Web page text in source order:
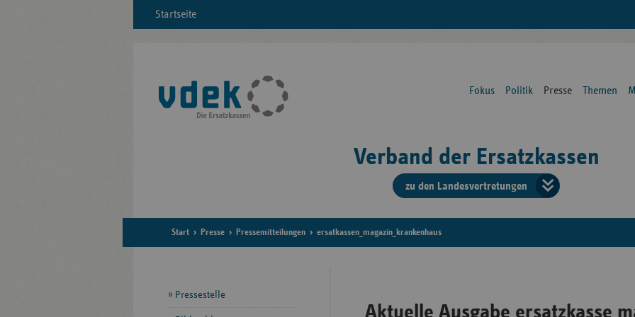
Startseite
Fokus Politik Presse Themen
Verband der Ersatzkassen
zu den Landesvertretungen
der
Start Presse Pressemitteilungen ersatkassen_magazin_krankenhaus
Aktuelle Ausgabe ersatzkasse
Seitennavigation
Pressestelle